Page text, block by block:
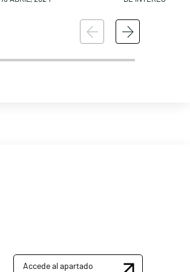
Accede al apartado